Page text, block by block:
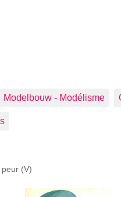
Modelbouw - Modélisme
(V)